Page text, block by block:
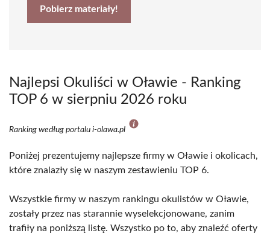
Pobierz materiały!
Najlepsi Okuliści w Oławie - Ranking
TOP 6 w sierpniu 2026 roku
Ranking według portalu i-olawa.pl
Poniżej prezentujemy najlepsze firmy w Oławie i okolicach,
które znalazły się w naszym zestawieniu TOP 6.
Wszystkie firmy w naszym rankingu okulistów w Oławie,
zostały przez nas starannie wyselekcjonowane, zanim
trafiły na poniższą listę. Wszystko po to, aby znaleźć oferty